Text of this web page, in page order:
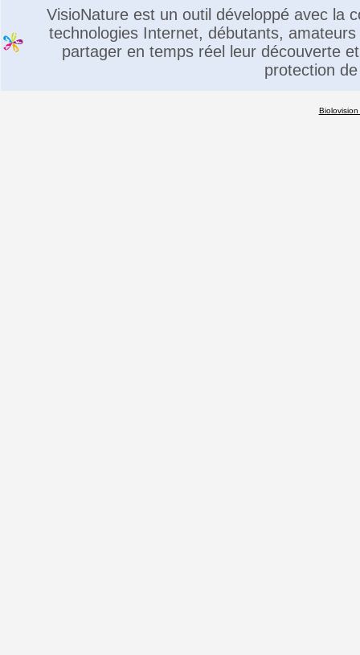
VisioNature est un outil développé avec la
technologies Internet, débutants,
partager en temps réel leur découverte
protection
Biolovision